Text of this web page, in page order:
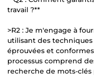
travail ?**
>R2 : Je m'engage à
utilisant des
éprouvées et
processus comprend
recherche de mots-